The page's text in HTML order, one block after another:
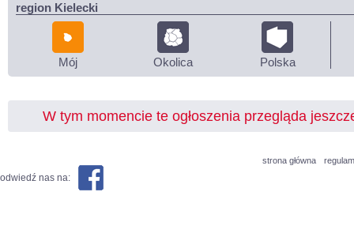
region Kielecki
Mój Okolica Polska
W tym momencie te ogłoszenia przegląda
strona główna
odwiedź nas na: